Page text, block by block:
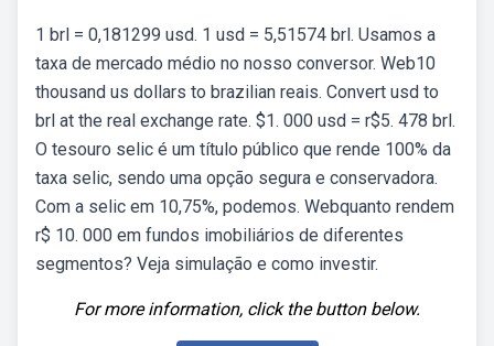
1 brl = 0,181299 usd. 1 usd = 5,51574 brl. Usamos a
taxa de mercado médio no nosso conversor. Web10
thousand us dollars to brazilian reais. Convert usd to
brl at the real exchange rate. $1. 000 usd = r$5. 478 brl.
O tesouro selic é um título público que rende 100% da
taxa selic, sendo uma opção segura e conservadora.
Com a selic em 10,75%, podemos. Webquanto rendem
r$ 10. 000 em fundos imobiliários de diferentes
segmentos? Veja simulação e como investir.
For more information, click the button below.